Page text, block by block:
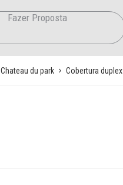
Fazer Proposta
Chateau du park Cobertura duplex